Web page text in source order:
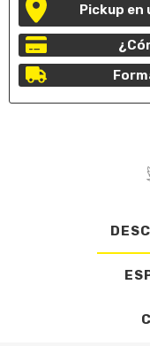
Pickup en